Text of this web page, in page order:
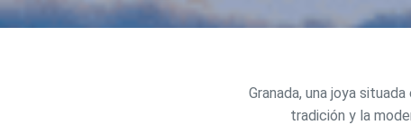
Granada, una joya
tradición y la